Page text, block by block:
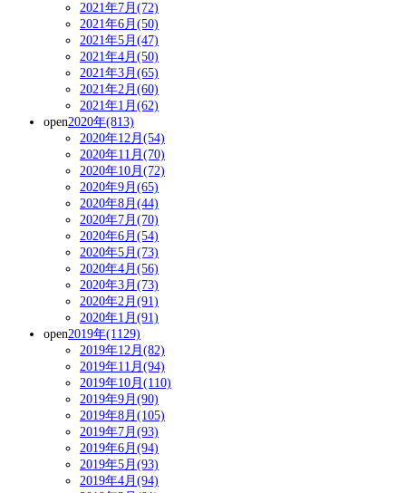
2021年7月(72)
2021年6月(50)
2021年5月(47)
2021年4月(50)
2021年3月(65)
2021年2月(60)
2021年1月(62)
open2020年(813)
2020年12月(54)
2020年11月(70)
2020年10月(72)
2020年9月(65)
2020年8月(44)
2020年7月(70)
2020年6月(54)
2020年5月(73)
2020年4月(56)
2020年3月(73)
2020年2月(91)
2020年1月(91)
open2019年(1129)
2019年12月(82)
2019年11月(94)
2019年10月(110)
2019年9月(90)
2019年8月(105)
2019年7月(93)
2019年6月(94)
2019年5月(93)
2019年4月(94)